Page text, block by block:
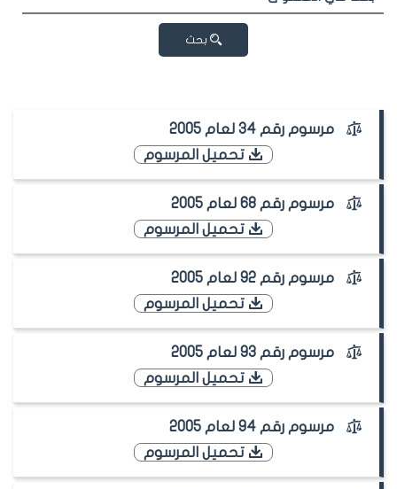
بحث
مرسوم رقم 34 لعام 2005
تحميل المرسوم
مرسوم رقم 68 لعام 2005
تحميل المرسوم
مرسوم رقم 92 لعام 2005
تحميل المرسوم
مرسوم رقم 93 لعام 2005
تحميل المرسوم
مرسوم رقم 94 لعام 2005
تحميل المرسوم